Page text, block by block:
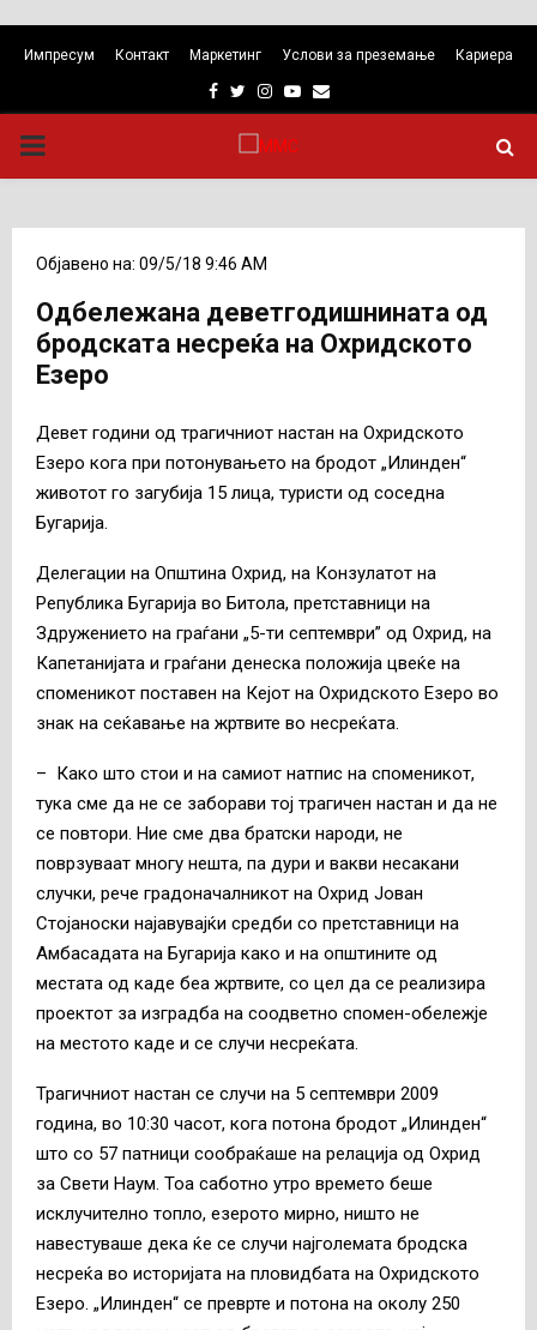
Импресум Контакт Маркетинг Услови за преземање Кариера
Facebook
TwitterInstagram
Youtube
Email
PRIMARY
Објавено на: 09/5/18 9:46 AM
Одбележана деветгодишнината од
бродската несреќа на Охридското
Езеро
Девет години од трагичниот настан на Охридското
Езеро кога при потонувањето на бродот „Илинден“
животот го загубија 15 лица, туристи од соседна
Бугарија.
Делегации на Општина Охрид, на Конзулатот на
Република Бугарија во Битола, претставници на
Здружението на граѓани „5-ти септември” од Охрид, на
Капетанијата и граѓани денеска положија цвеќе на
споменикот поставен на Кејот на Охридското Езеро во
знак на сеќавање на жртвите во несреќата.
– Како што стои и на самиот натпис на споменикот,
тука сме да не се заборави тој трагичен настан и да не
се повтори. Ние сме два братски народи, не
поврзуваат многу нешта, па дури и вакви несакани
случки, рече градоначалникот на Охрид Јован
Стојаноски најавувајќи средби со претставници на
Амбасадата на Бугарија како и на општините од
местата од каде беа жртвите, со цел да се реализира
проектот за изградба на соодветно спомен-обележје
на местото каде и се случи несреќата.
Трагичниот настан се случи на 5 септември 2009
година, во 10:30 часот, кога потона бродот „Илинден“
што со 57 патници сообраќаше на релација од Охрид
за Свети Наум. Тоа саботно утро времето беше
исклучително топло, езерото мирно, ништо не
навестуваше дека ќе се случи најголемата бродска
несреќа во историјата на пловидбата на Охридското
Езеро. „Илинден“ се преврте и потона на околу 250